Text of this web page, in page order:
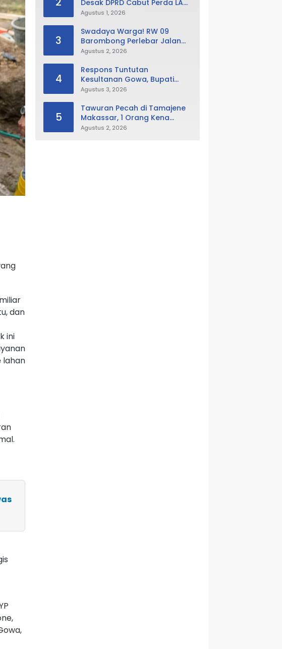
dan
ini
lahan
Desak DPRD Cabut Perda LAD,
Istana Balla Lompoa Diminta
Agustus 1, 2026
3
Swadaya Warga! RW 09
Barombong Perlebar Jalan
Lingkungan, Minta Pemkot Tak
Agustus 2, 2026
4
Respons Tuntutan
Kesultanan Gowa, Bupati
Husniah Buka Peluang
Direvisi Bahkan Diganti
Agustus 3, 2026
5
Tawuran Pecah di Tamajene
Makassar, 1 Orang Kena
Busur dan Motor Dibakar
Agustus 2, 2026